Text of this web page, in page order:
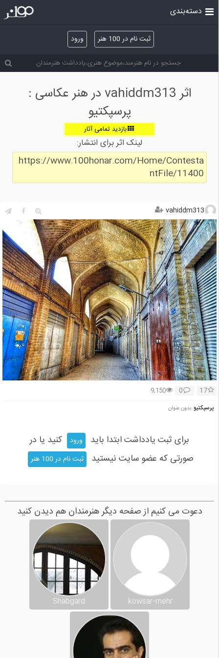
ثبت نام در 100 هنر ورود
دسته‌بندی
اثر vahiddm313 در هنر عکاسی :
پرسپكتيو
بازدید تمامی آثار
لینک اثر برای انتشار:
https://www.100honar.com/Home/Contesta
ntFile/11400
vahiddm313
17
0
9,150
پرسپكتيو بدون عنوان
برای ثبت یادداشت ابتدا باید ورود
کنید یا در
صورتی که عضو سایت نیستید
ثبت نام در 100 هنر
دعوت می کنیم از صفحه دیگر هنرمندان هم دیدن کنید
kowsar-mehr
Shabgard